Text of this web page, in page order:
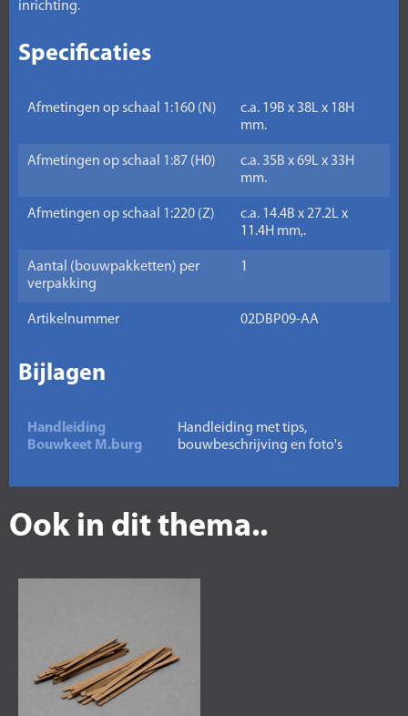
inrichting.
Specificaties
Afmetingen op schaal 1:160 (N)
c.a. 19B x 38L x 18H
mm.
Afmetingen op schaal 1:87 (H0)
c.a. 35B x 69L x 33H
mm.
Afmetingen op schaal 1:220 (Z)
c.a. 14.4B x 27.2L x
11.4H mm,.
Aantal (bouwpakketten) per
verpakking
1
Artikelnummer 02DBP09-AA
Bijlagen
Handleiding
Bouwkeet M.burg
Handleiding met tips,
bouwbeschrijving en foto's
Ook in dit thema..